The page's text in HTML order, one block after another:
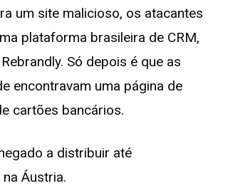
um site malicioso, os atacantes
plataforma brasileira de CRM,
Só depois é que as
encontravam uma página de
cartões bancários.
a distribuir até
Áustria.